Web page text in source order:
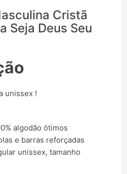
Digitais
Físicos
Cristã
Seja Deus Seu
unissex !
algodão ótimos
e barras reforçadas
unissex, tamanho